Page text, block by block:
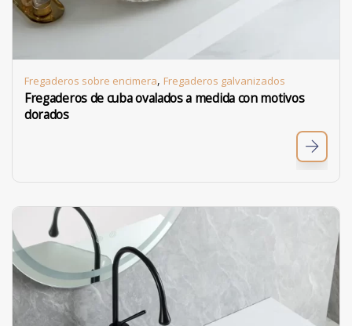
Fregaderos sobre encimera, Fregaderos galvanizados
Fregaderos de cuba ovalados a medida con motivos
dorados